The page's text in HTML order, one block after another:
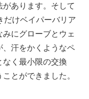
あります。そして
だけベイパーバリア
にグローブとウェ
、汗をかくようなペ
なく最小限の交換
とができました。